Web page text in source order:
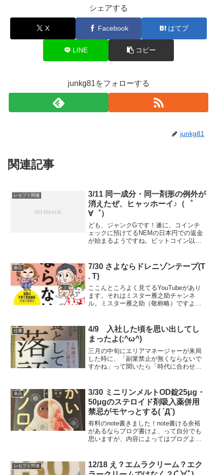
シェアする
X Facebook はてブ
LINE コピー
junkg81をフォローする
junkg81
関連記事
レセプト関連
3/11 同一成分・同一剤形の例外が
消えたぜ、ヒャッホーイ♪（゜
∀゜）
ども、ジャンクGです！遂に、コインチ
ェックに預けてるNEMの日本円での返金
が始まるようですね。ビットコイン以外
はめっちゃ値下がってるので、むしろ買
いですがｗたいした額...
薬品
7/30 さよならドレニゾンテープ(T
. T)
ここんところよく見てるYouTubeがあり
ます。それはミスター雁之助チャンネ
ル。ミスター雁之助（敬称略）ですよ、
い。そんでもって歌が上手い。エンディ
ングの「いつかまた」良...
仕事
4/9 入社した頃を思い出してし
まったよ(;^ω^)
三月の中旬にエリアマネージャーが来局
した時に、「副業禁止が無くならないで
すかね」って聞いたら「時代に合わせて
ブロックチェーンを使った譲受譲渡を見
据えた企みを話したんです...
薬品
3/30 ミニリンメルトOD錠25μg・
50μgのステロイド剤吸入薬併用
禁忌がモヤっとする( ´Д`)
有料のnote書きました！note書ける余裕
があるならブログ書けよ、って自分でも
思いますが、内容によってはブログより
)و無料のものも書くよ、たぶん。オープ...
レセプト関連
12/18 え？エムラクリーム？エク